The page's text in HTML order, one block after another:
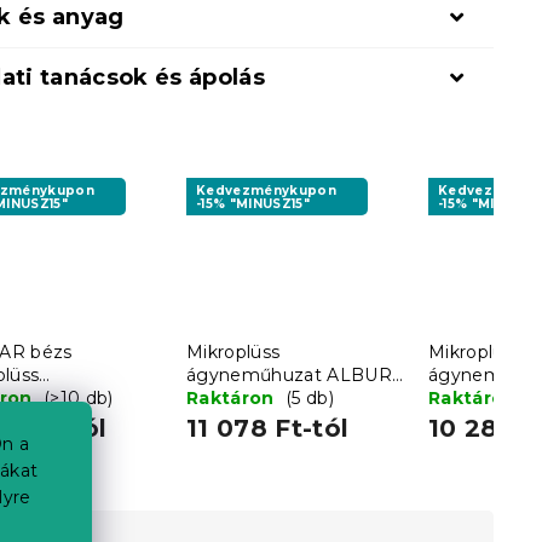
a
és anyag
tanácsok és ápolás
bézs
(>10 db)
Ft-tól
Kedvezménykupon
-15% "MINUSZ15"
Mikroplüss
ágyneműhuzat ALBURY
piros
Raktáron (5 db)
11 078 Ft-tól
-15%
Mikroplüss
szürke-fehér
Raktáron
10 286